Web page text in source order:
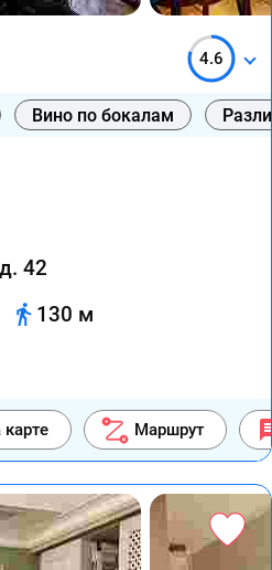
4.6
Вино по бокалам
42
130 м
карте Маршрут